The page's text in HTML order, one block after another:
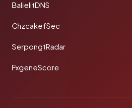
BalielitDNS
ChzcakefSec
SerpongtRadar
FxgeneScore